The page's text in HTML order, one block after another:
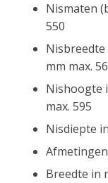
Nismaten
550
Nisbreedte
mm max.
Nishoogte
max. 595
Nisdiepte
Breedte in